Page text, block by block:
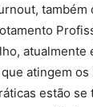
também
atualmente
atingem
estão se